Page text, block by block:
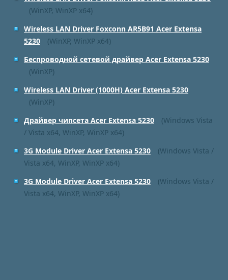
(WinXP, WinXP x64)
Wireless LAN Driver Foxconn AR5B91 Acer Extensa
5230
(WinXP, WinXP x64)
Беспроводной сетевой драйвер Acer Extensa 5230
(WinXP)
Wireless LAN Driver (1000H) Acer Extensa 5230
(WinXP)
Драйвер чипсета Acer Extensa 5230
(Windows Vista
/ Vista x64, WinXP, WinXP x64)
3G Module Driver Acer Extensa 5230
(Windows Vista /
Vista x64, WinXP, WinXP x64)
3G Module Driver Acer Extensa 5230
(Windows Vista /
Vista x64, WinXP, WinXP x64)